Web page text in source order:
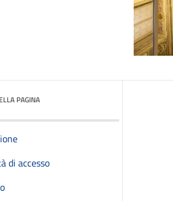
PAGINA
di accesso